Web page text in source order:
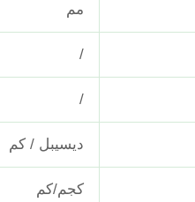
مم
/
/
ديسيبل / كم
كجم/كم